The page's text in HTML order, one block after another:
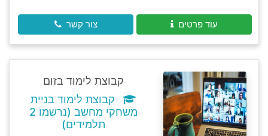
עוד פרטים צור קשר
קבוצת לימוד בזום
קבוצת לימוד בניית
משחקי מחשב (נרשמו 2
תלמידים)